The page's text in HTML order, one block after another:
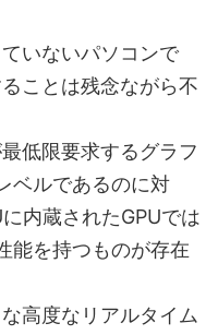
いないパソコンで
ことは残念ながら不
低限要求するグラフ
ベルであるのに対
内蔵されたGPUでは
能を持つものが存在
高度なリアルタイム